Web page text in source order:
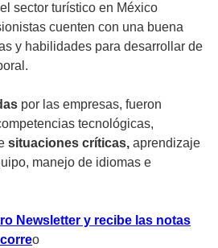
sector turístico en México
cuenten con una buena
y habilidades para desarrollar de
por las empresas, fueron
tecnológicas,
situaciones críticas, aprendizaje
manejo de idiomas e
Newsletter y recibe las notas
o